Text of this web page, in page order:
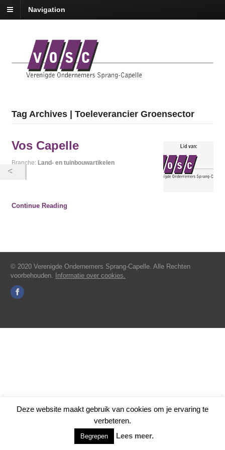
Navigation
Tag Archives | Toeleverancier Groensector
Vos Capelle
Branche: Land- en tuinbouwartikelen
Continue Reading
© 2020 Verenigde Ondernemers Sprang-Capelle. Alle Rechten
voorbehouden.
Informatie over cookies.
Deze website maakt gebruik van cookies om je ervaring te
verbeteren.
Begrepen Lees meer.